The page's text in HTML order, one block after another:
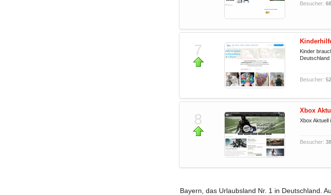
Besucher:
7
Kinder
Besucher:
8
Xbox
Xbox Aktuell
Besucher:
Bayern, das Urlaubsland Nr. 1 in Deutschland.